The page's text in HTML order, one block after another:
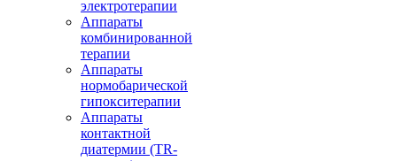
электротерапии
Аппараты
комбинированной
терапии
Аппараты
нормобарической
гипокситерапии
Аппараты
контактной
диатермии (TR-